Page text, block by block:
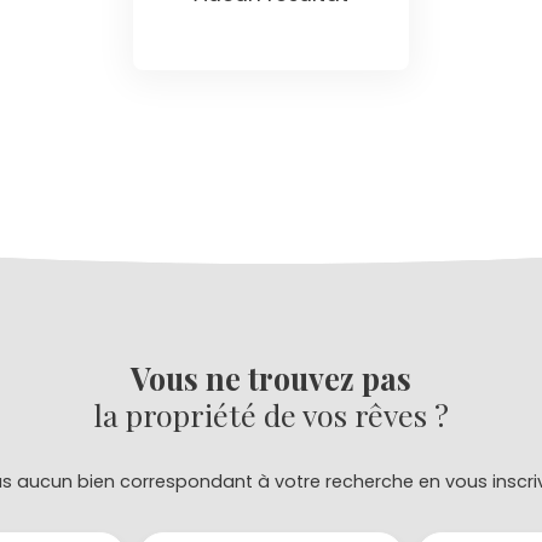
Vous ne trouvez pas
la propriété de vos rêves ?
aucun bien correspondant à votre recherche en vous